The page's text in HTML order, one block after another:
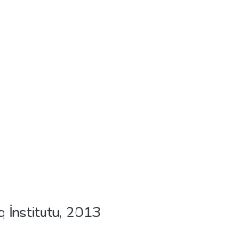
İnstitutu, 2013